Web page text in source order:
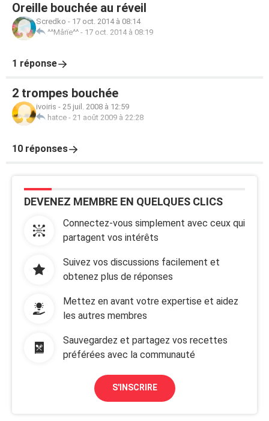
Oreille bouchée au réveil
Scredko - 17 oct. 2014 à 08:14
^^Mârïe^^ - 17 oct. 2014 à 08:19
1 réponse
2 trompes bouchée
ivoiris - 25 juil. 2008 à 12:59
hatce - 21 août 2009 à 22:28
10 réponses
DEVENEZ MEMBRE EN QUELQUES CLICS
Connectez-vous simplement avec ceux qui
partagent vos intérêts
Suivez vos discussions facilement et
obtenez plus de réponses
Mettez en avant votre expertise et aidez
les autres membres
Sauvegardez et partagez vos recettes
préférées avec la communauté
S'INSCRIRE